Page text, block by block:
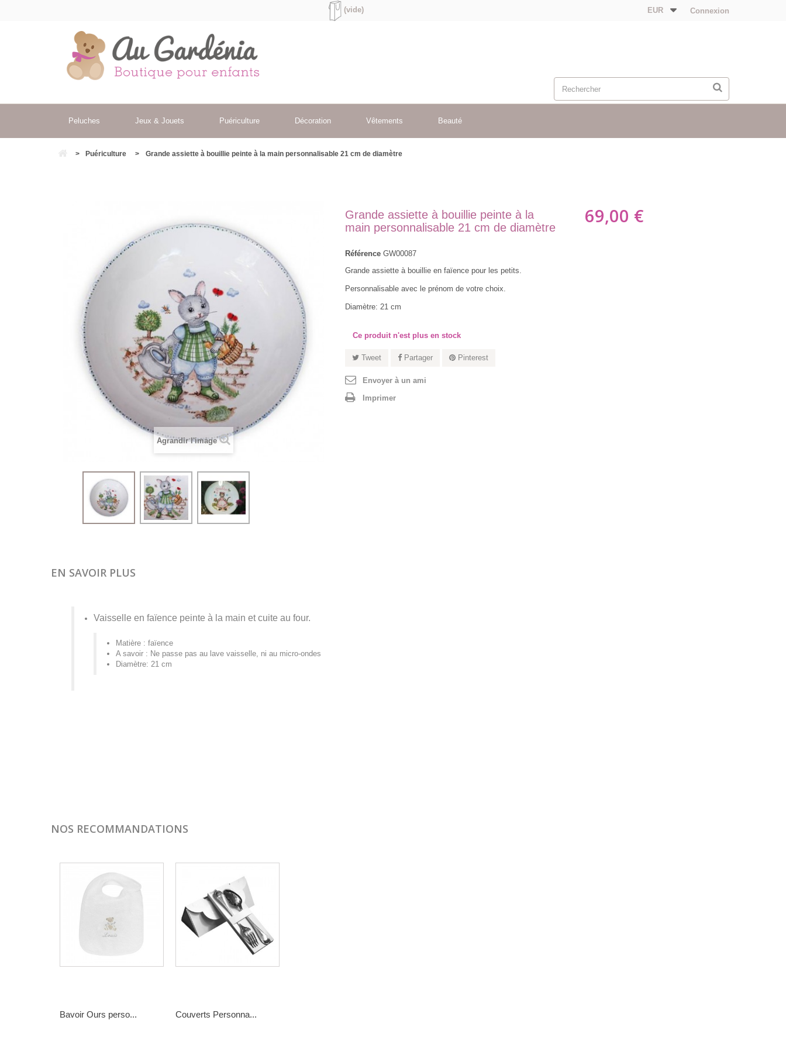
Connexion
EUR
(vide)
Peluches Jeux & Jouets Puériculture Décoration Vêtements Beauté
> Puériculture > Grande assiette à bouillie peinte à la main personnalisable 21 cm de diamètre
Agrandir l'image
Grande assiette à bouillie peinte à la
main personnalisable 21 cm de diamètre
Référence GW00087
Grande assiette à bouillie en faïence pour les petits.
Personnalisable avec le prénom de votre choix.
Diamètre: 21 cm
Ce produit n'est plus en stock
Tweet Partager Pinterest
Envoyer à un ami
Imprimer
69,00 €
EN SAVOIR PLUS
Vaisselle en faïence peinte à la main et cuite au four.
Matière : faïence
A savoir : Ne passe pas au lave vaisselle, ni au micro-ondes
Diamètre: 21 cm
NOS RECOMMANDATIONS
Bavoir Ours perso... Couverts Personna...